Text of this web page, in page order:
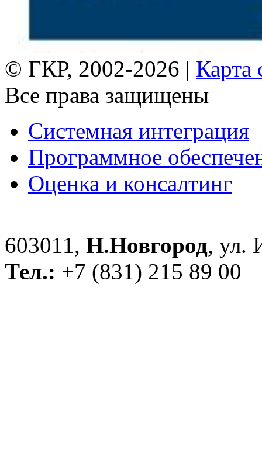
© ГКР, 2002-2026 | Карта
Все права защищены
Системная интеграция
Программное
Оценка и консалтинг
603011, Н.Новгород, ул.
Тел.: +7 (831) 215 89 00